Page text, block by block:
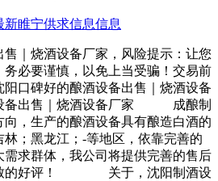
新睢宁供求信息信息
｜烧酒设备厂家，风险提示：让您
必要谨慎，以免上当受骗！交易前
口碑好的酿酒设备出售｜烧酒设备
设备出售｜烧酒设备厂家 成酿制
，生产的酿酒设备具有酿造白酒的
；黑龙江；-等地区，依靠完善的
需求群体，我公司将提供完善的售后
致的好评！ 关于，沈阳制酒设